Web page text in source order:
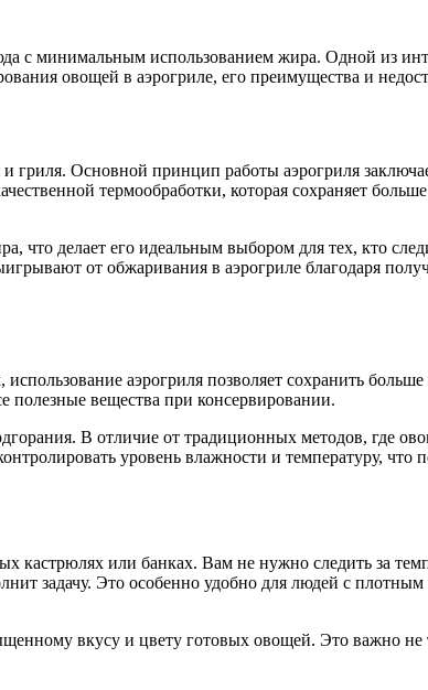
с минимальным использованием жира. Одной из
овощей в аэрогриле, его преимущества и
Основной принцип работы аэрогриля
термообработки, которая сохраняет
что делает его идеальным выбором для тех, кто
от обжаривания в аэрогриле благодаря
аэрогриля позволяет сохранить
полезные вещества при консервировании.
В отличие от традиционных методов, где
уровень влажности и температуру, что
или банках. Вам не нужно следить за
задачу. Это особенно удобно для людей с
вкусу и цвету готовых овощей. Это важно не